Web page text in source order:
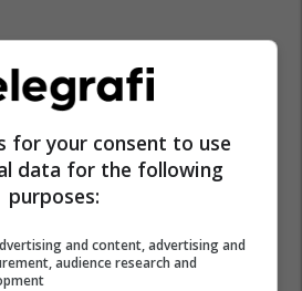
for your consent to use
data for the following
purposes:
and content, advertising and
audience research and